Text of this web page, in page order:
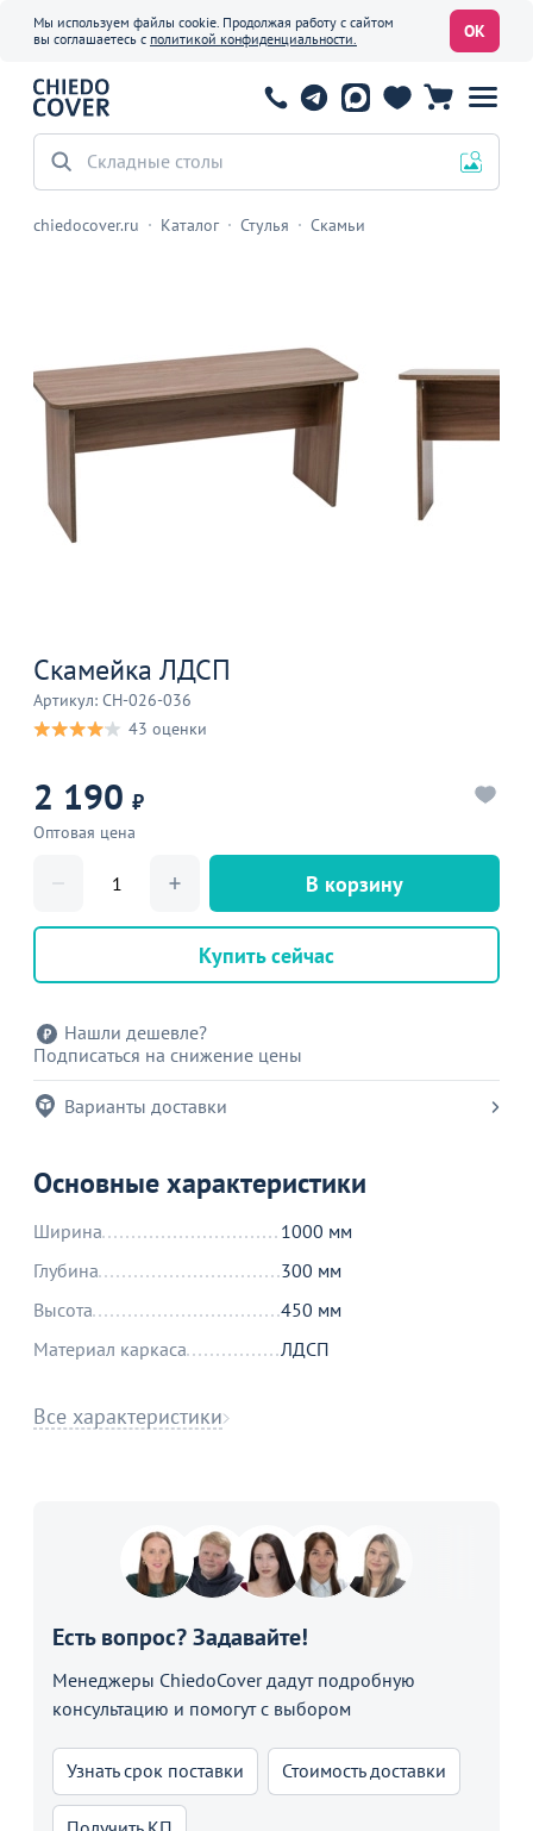
Мы используем файлы cookie. Продолжая работу с сайтом
вы соглашаетесь с политикой конфиденциальности. ОК
Офисные стулья
chiedocover.ru Каталог Стулья Скамьи
Скамейка ЛДСП
Артикул: CH-026-036
43 оценки
2 190 ₽
Оптовая цена
В корзину
Купить сейчас
Нашли дешевле?
Подписаться на снижение цены
Варианты доставки
Основные характеристики
Ширина
1000 мм
Глубина
300 мм
Высота
450 мм
Материал каркаса
ЛДСП
Все характеристики
Есть вопрос? Задавайте!
Менеджеры ChiedoCover дадут подробную
консультацию и помогут с выбором
Узнать срок поставки Стоимость доставки